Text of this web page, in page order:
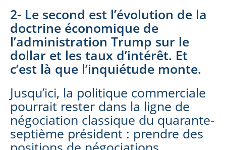
2- Le second est l’évolution de la
doctrine économique de
l’administration Trump sur le
dollar et les taux d’intérêt. Et
c’est là que l’inquiétude monte.
Jusqu’ici, la politique commerciale
pourrait rester dans la ligne de
négociation classique du quarante-
septième président : prendre des